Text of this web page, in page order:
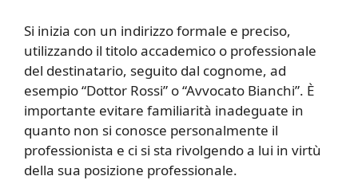
Si inizia con un indirizzo formale e preciso,
utilizzando il titolo accademico o professionale
del destinatario, seguito dal cognome, ad
esempio “Dottor Rossi” o “Avvocato Bianchi”. È
importante evitare familiarità inadeguate in
quanto non si conosce personalmente il
professionista e ci si sta rivolgendo a lui in virtù
della sua posizione professionale.